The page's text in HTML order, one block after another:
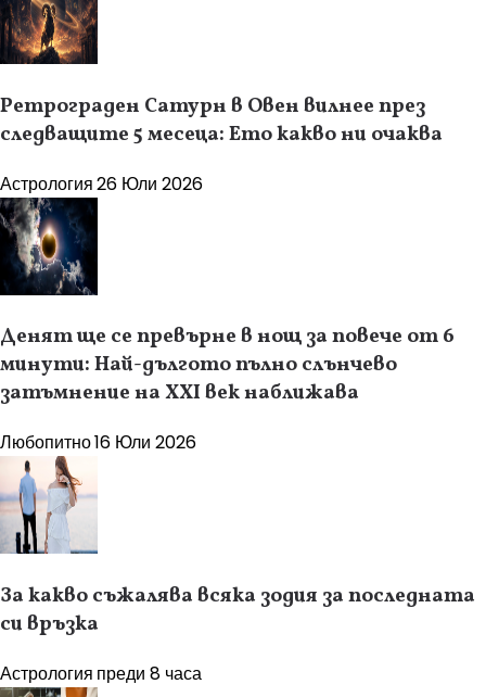
Ретрограден Сатурн в Овен вилнее през
следващите 5 месеца: Ето какво ни очаква
Астрология26 Юли 2026
Денят ще се превърне в нощ за повече от 6
минути: Най-дългото пълно слънчево
затъмнение на XXI век наближава
Любопитно16 Юли 2026
За какво съжалява всяка зодия за последната
си връзка
Астрология преди 8 часа